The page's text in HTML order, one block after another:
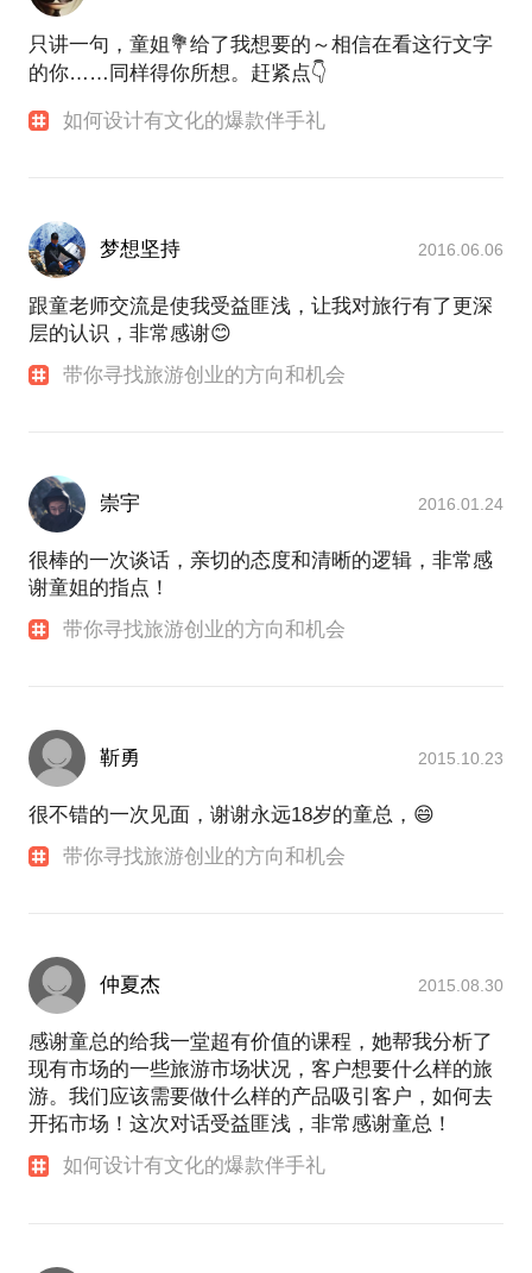
只讲一句，童姐💐给了我想要的～相信在看这行文字
的你……同样得你所想。赶紧点👇
如何设计有文化的爆款伴手礼
梦想坚持 2016.06.06
跟童老师交流是使我受益匪浅，让我对旅行有了更深
层的认识，非常感谢😊
带你寻找旅游创业的方向和机会
崇宇 2016.01.24
很棒的一次谈话，亲切的态度和清晰的逻辑，非常感
谢童姐的指点！
带你寻找旅游创业的方向和机会
靳勇 2015.10.23
很不错的一次见面，谢谢永远18岁的童总，😄
带你寻找旅游创业的方向和机会
仲夏杰 2015.08.30
感谢童总的给我一堂超有价值的课程，她帮我分析了
现有市场的一些旅游市场状况，客户想要什么样的旅
游。我们应该需要做什么样的产品吸引客户，如何去
开拓市场！这次对话受益匪浅，非常感谢童总！
如何设计有文化的爆款伴手礼